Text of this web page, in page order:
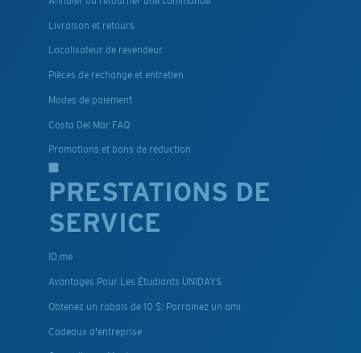
Livraison et retours
Localisateur de revendeur
Pièces de rechange et entretien
Modes de paiement
Costa Del Mar FAQ
Promotions et bons de reduction
PRESTATIONS DE
SERVICE
ID.me
Avantages Pour Les Étudiants UNIDAYS
Obtenez un rabais de 10 $: Parrainez un ami
Cadeaux d'entreprise